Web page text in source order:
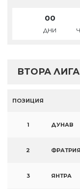
00
ДНИ
ВТОРА ЛИГА
ПОЗИЦИЯ
1 ДУНАВ
2 ФРАТРИЯ
3 ЯНТРА